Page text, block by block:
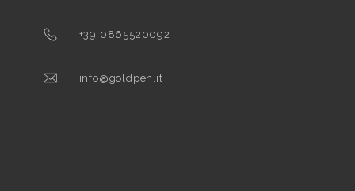
+39 0865520092
info@goldpen.it